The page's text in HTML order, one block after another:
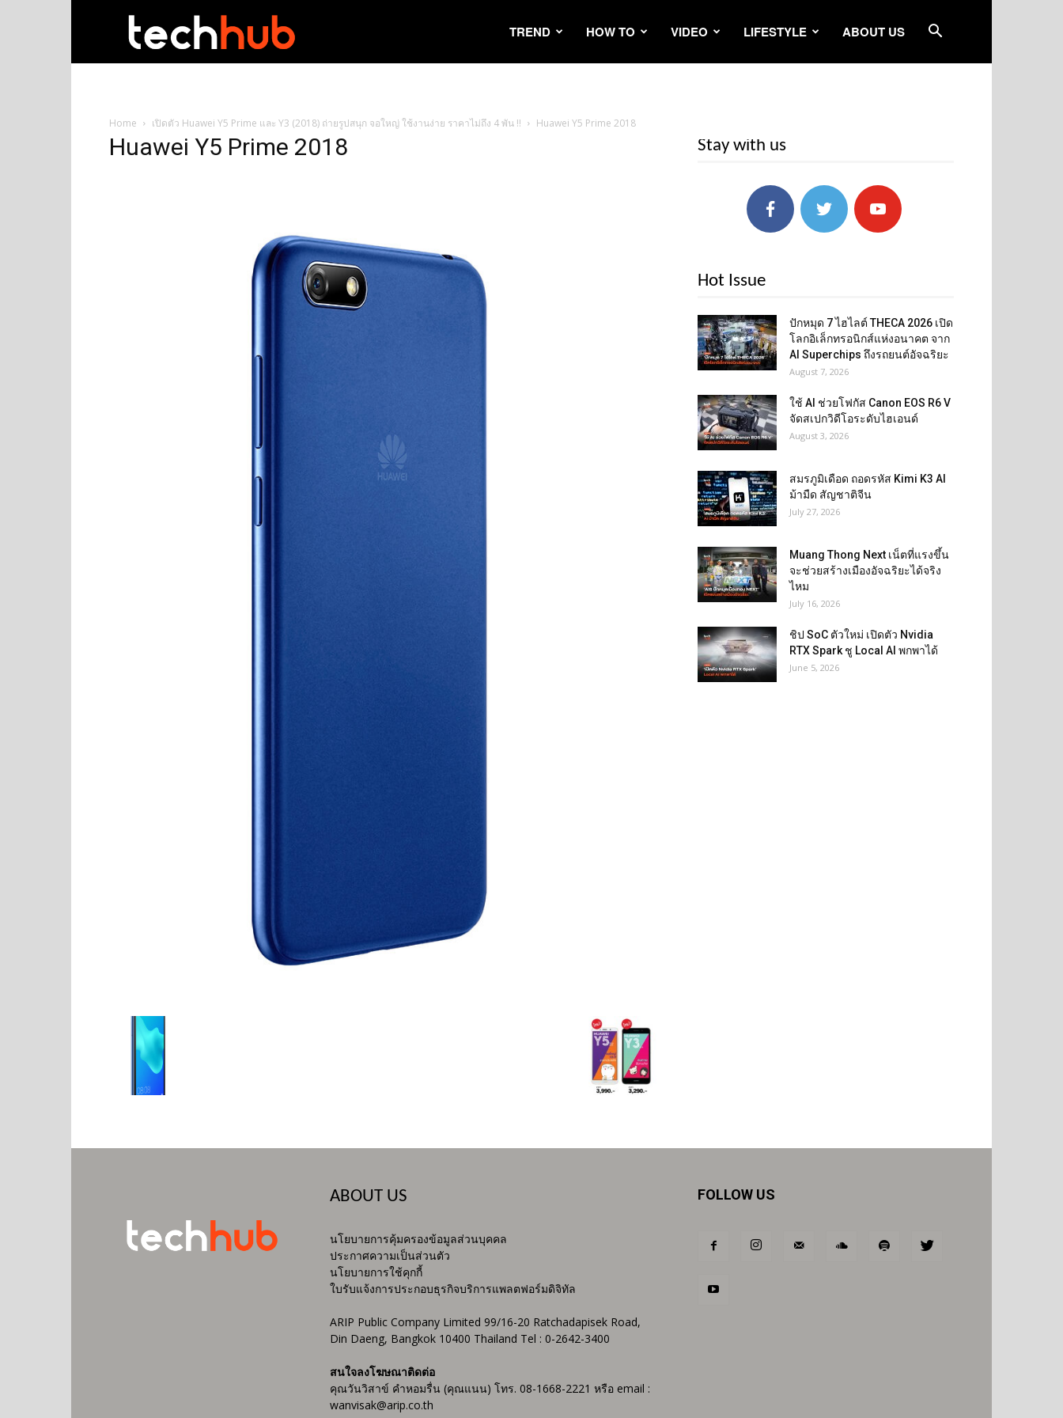
TREND HOW TO VIDEO LIFESTYLE ABOUT US
Home เปิดตัว Huawei Y5 Prime และ Y3 (2018) ถ่ายรูปสนุก จอใหญ่ ใช้งานง่าย ราคาไม่ถึง 4 พัน !! Huawei Y5 Prime 2018
Huawei Y5 Prime 2018 Stay with us
Hot Issue
ปักหมุด 7 ไฮไลต์ THECA 2026 เปิด
โลกอิเล็กทรอนิกส์แห่งอนาคต จาก
AI Superchips ถึงรถยนต์อัจฉริยะ
August 7, 2026
ใช้ AI ช่วยโฟกัส Canon EOS R6 V
จัดสเปกวิดีโอระดับไฮเอนด์
August 3, 2026
สมรภูมิเดือด ถอดรหัส Kimi K3 AI
ม้ามืด สัญชาติจีน
July 27, 2026
Muang Thong Next เน็ตที่แรงขึ้น
จะช่วยสร้างเมืองอัจฉริยะได้จริง
ไหม
July 16, 2026
ชิป SoC ตัวใหม่ เปิดตัว Nvidia
RTX Spark ชู Local AI พกพาได้
June 5, 2026
ABOUT US
นโยบายการคุ้มครองข้อมูลส่วนบุคคล
ประกาศความเป็นส่วนตัว
นโยบายการใช้คุกกี้
ใบรับแจ้งการประกอบธุรกิจบริการแพลตฟอร์มดิจิทัล
ARIP Public Company Limited 99/16-20 Ratchadapisek Road,
Din Daeng, Bangkok 10400 Thailand Tel : 0-2642-3400
สนใจลงโฆษณาติดต่อ
คุณวันวิสาข์ คำหอมรื่น (คุณแนน) โทร. 08-1668-2221 หรือ email :
wanvisak@arip.co.th
FOLLOW US